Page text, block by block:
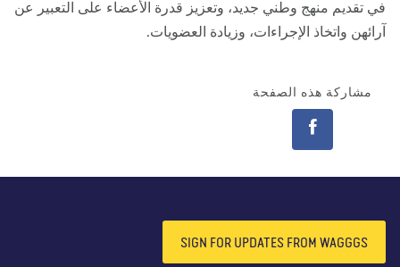
تقديم منهج وطني جديد، وتعزيز قدرة الأعضاء على التعبير عن
واتخاذ الإجراءات، وزيادة العضويات.
مشاركة هذه الصفحة
SIGN FOR UPDATES FROM WAGGGS